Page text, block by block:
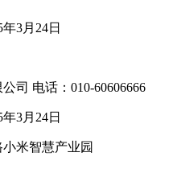
3月24日
司 电话：010-60606666
3月24日
米智慧产业园